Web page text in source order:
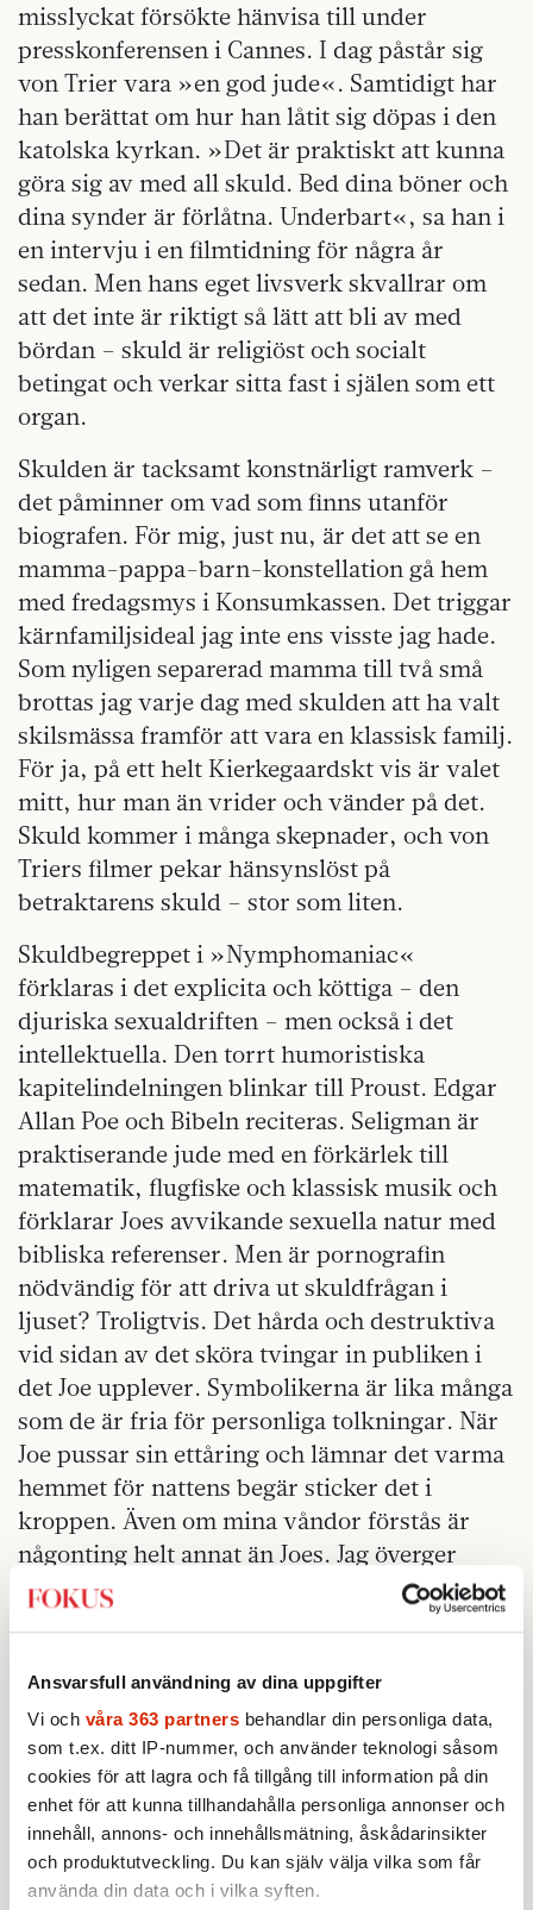
Ansvarsfull användning av dina uppgifter
Vi och våra 363 partners behandlar din personliga data,
som t.ex. ditt IP-nummer, och använder teknologi såsom
cookies för att lagra och få tillgång till information på din
enhet för att kunna tillhandahålla personliga annonser och
innehåll, annons- och innehållsmätning, åskådarinsikter
och produktutveckling. Du kan själv välja vilka som får
använda din data och i vilka syften.
misslyckat försökte hänvisa till under
presskonferensen i Cannes. I dag påstår sig
von Trier vara »en god jude«. Samtidigt har
han berättat om hur han låtit sig döpas i den
katolska kyrkan. »Det är praktiskt att kunna
göra sig av med all skuld. Bed dina böner och
dina synder är förlåtna. Underbart«, sa han i
en intervju i en filmtidning för några år
sedan. Men hans eget livsverk skvallrar om
att det inte är riktigt så lätt att bli av med
bördan – skuld är religiöst och socialt
betingat och verkar sitta fast i själen som ett
organ.
Skulden är tacksamt konstnärligt ramverk –
det påminner om vad som finns utanför
biografen. För mig, just nu, är det att se en
mamma-pappa-barn-konstellation gå hem
med fredagsmys i Konsumkassen. Det triggar
kärnfamiljsideal jag inte ens visste jag hade.
Som nyligen separerad mamma till två små
brottas jag varje dag med skulden att ha valt
skilsmässa framför att vara en klassisk familj.
För ja, på ett helt Kierkegaardskt vis är valet
mitt, hur man än vrider och vänder på det.
Skuld kommer i många skepnader, och von
Triers filmer pekar hänsynslöst på
betraktarens skuld – stor som liten.
Skuldbegreppet i »Nymphomaniac«
förklaras i det explicita och köttiga – den
djuriska sexualdriften – men också i det
intellektuella. Den torrt humoristiska
kapitelindelningen blinkar till Proust. Edgar
Allan Poe och Bibeln reciteras. Seligman är
praktiserande jude med en förkärlek till
matematik, flugfiske och klassisk musik och
förklarar Joes avvikande sexuella natur med
bibliska referenser. Men är pornografin
nödvändig för att driva ut skuldfrågan i
ljuset? Troligtvis. Det hårda och destruktiva
vid sidan av det sköra tvingar in publiken i
det Joe upplever. Symbolikerna är lika många
som de är fria för personliga tolkningar. När
Joe pussar sin ettåring och lämnar det varma
hemmet för nattens begär sticker det i
kroppen. Även om mina våndor förstås är
någonting helt annat än Joes. Jag överger
liksom inte mina barn på nätterna för sådant
som att åka och bli piskad i en kulvert. Men
upphetsad borde snarare se någonting
hemma eller överväga att söka hjälp. Det är
inte en kittlande erotisk upplevelse att se
nymfomanens liv passera revy.
Joe går på missbrukarmöten, tömmer
lägenheten på det som kan associeras med